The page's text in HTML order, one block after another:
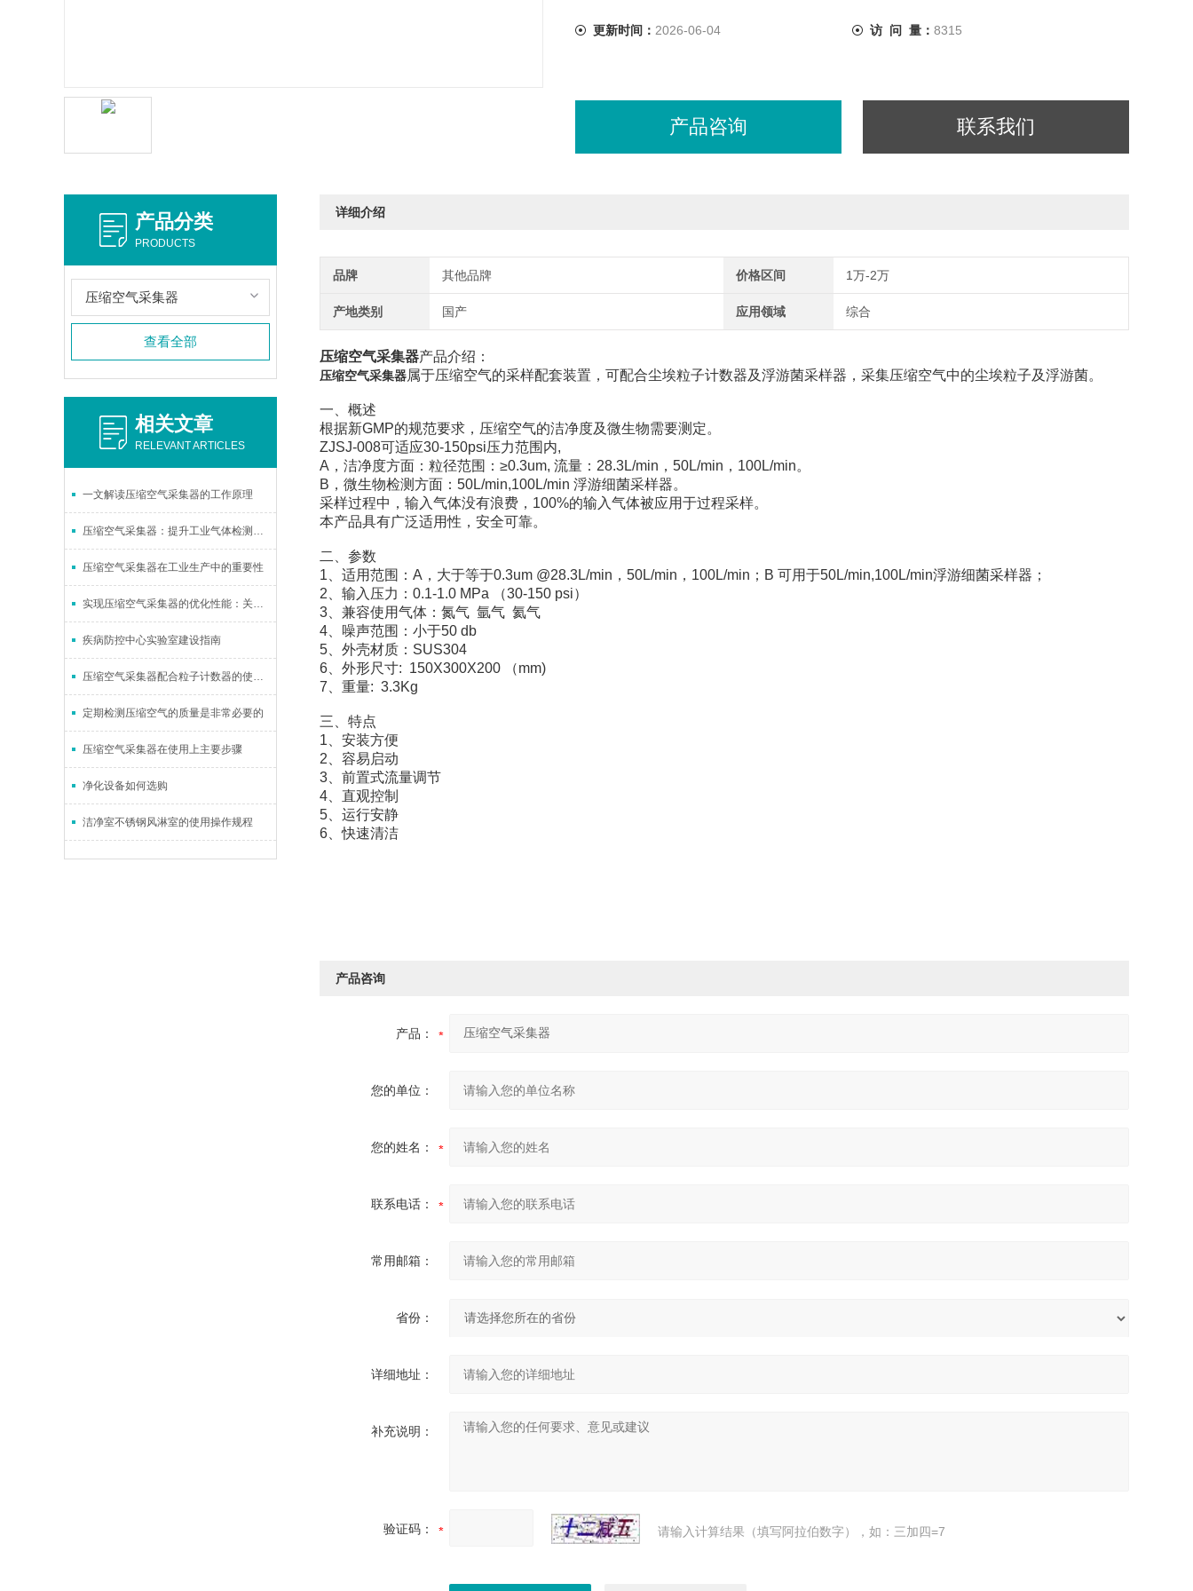
更新时间： 2026-06-04 访 问 量： 8315
产品咨询 联系我们
详细介绍
品牌 其他品牌 价格区间 1万-2万
产地类别 国产 应用领域 综合
压缩空气采集器产品介绍：
压缩空气采集器属于压缩空气的采样配套装置，可配合尘埃粒子计数器及浮游菌采样器，采集压缩空气中的尘埃粒子及浮游菌。
一、概述
根据新GMP的规范要求，压缩空气的洁净度及微生物需要测定。
ZJSJ-008可适应30-150psi压力范围内,
A，洁净度方面：粒径范围：≥0.3um, 流量：28.3L/min，50L/min，100L/min。
B，微生物检测方面：50L/min,100L/min 浮游细菌采样器。
采样过程中，输入气体没有浪费，100%的输入气体被应用于过程采样。
本产品具有广泛适用性，安全可靠。
二、参数
1、适用范围：A，大于等于0.3um @28.3L/min，50L/min，100L/min；B 可用于50L/min,100L/min浮游细菌采样器；
2、输入压力：0.1-1.0 MPa （30-150 psi）
3、兼容使用气体：氮气 氩气 氦气
4、噪声范围：小于50 db
5、外壳材质：SUS304
6、外形尺寸: 150X300X200 （mm)
7、重量: 3.3Kg
三、特点
1、安装方便
2、容易启动
3、前置式流量调节
4、直观控制
5、运行安静
6、快速清洁
产品咨询
产品：
您的单位：
您的姓名：
联系电话：
常用邮箱：
省份：
详细地址：
补充说明：
验证码： 请输入计算结果（填写阿拉伯数字），如：三加四=7
产品分类
PRODUCTS
压缩空气采集器
查看全部
相关文章
RELEVANT ARTICLES
一文解读压缩空气采集器的工作原理
压缩空气采集器：提升工业气体检测效率的关键
压缩空气采集器在工业生产中的重要性
实现压缩空气采集器的优化性能：关键维护步骤
疾病防控中心实验室建设指南
压缩空气采集器配合粒子计数器的使用说明
定期检测压缩空气的质量是非常必要的
压缩空气采集器在使用上主要步骤
净化设备如何选购
洁净室不锈钢风淋室的使用操作规程